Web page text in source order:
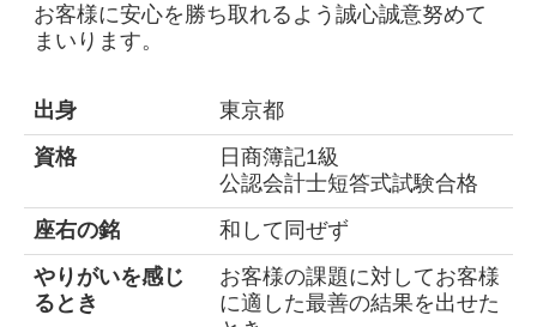
お客様に安心を勝ち取れるよう誠心誠意努めて
まいります。
出身
東京都
資格
日商簿記1級
公認会計士短答式試験合格
座右の銘
和して同ぜず
やりがいを感じ
るとき
お客様の課題に対してお客様
に適した最善の結果を出せた